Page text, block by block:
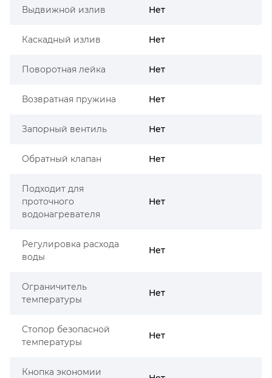
Выдвижной излив Нет
Каскадный излив Нет
Поворотная лейка Нет
Возвратная пружина Нет
Запорный вентиль Нет
Обратный клапан Нет
Подходит для
проточного
водонагревателя
Нет
Регулировка расхода
воды
Нет
Ограничитель
температуры
Нет
Стопор безопасной
температуры
Нет
Кнопка экономии